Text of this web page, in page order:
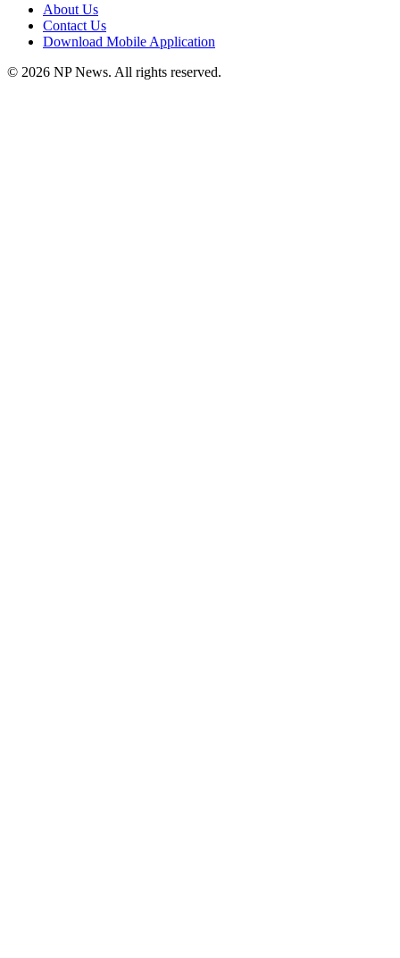
About Us
Contact Us
Download Mobile Application
© 2026 NP News. All rights reserved.